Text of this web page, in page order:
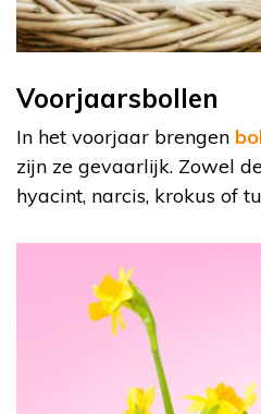
Voorjaarsbollen
In het voorjaar brengen
zijn ze gevaarlijk. Zowel
hyacint, narcis, krokus of